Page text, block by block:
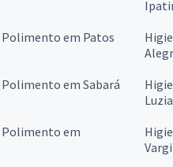
em Patos
em Sabará
Luzia
Polimento em